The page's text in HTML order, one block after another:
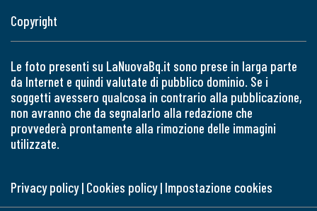
Copyright
Le foto presenti su LaNuovaBq.it sono prese in larga parte
da Internet e quindi valutate di pubblico dominio. Se i
soggetti avessero qualcosa in contrario alla pubblicazione,
non avranno che da segnalarlo alla redazione che
provvederà prontamente alla rimozione delle immagini
utilizzate.
Privacy policy| Cookies policy| Impostazione cookies